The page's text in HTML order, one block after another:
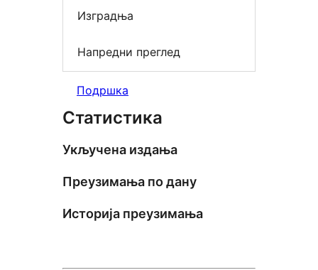
Изградња
Напредни преглед
Подршка
Статистика
Укључена издања
Преузимања по дану
Историја преузимања